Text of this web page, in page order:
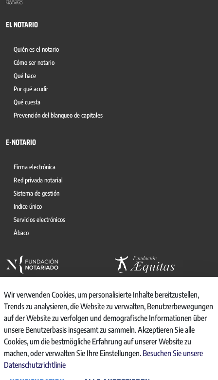
EL NOTARIO
Quién es el notario
Cómo ser notario
Qué hace
Por qué acudir
Qué cuesta
Prevención del blanqueo de capitales
E-NOTARIO
Firma electrónica
Red privada notarial
Sistema de gestión
Indice único
Servicios electrónicos
Ábaco
© 2026, CONSEJO GENERAL DEL NOTARIO
CANAL INTERNO DE INFORMACIÓN
REGISTRO DE ACTIVIDADES DE TRATAMIENTO
AVISO LEGAL
Wir verwenden Cookies, um personalisierte Inhalte bereitzustellen,
Trends zu analysieren, die Website zu verwalten, Benutzerbewegungen
auf der Website zu verfolgen und demografische Informationen über
unsere Benutzerbasis insgesamt zu sammeln. Akzeptieren Sie alle
Cookies, um die bestmögliche Erfahrung auf unserer Website zu
machen, oder verwalten Sie Ihre Einstellungen. Besuchen Sie unsere
Datenschutzrichtlinie